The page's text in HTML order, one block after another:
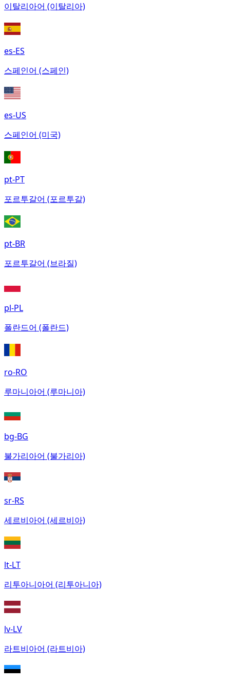
이탈리아어 (이탈리아)
es-ES
스페인어 (스페인)
es-US
스페인어 (미국)
pt-PT
포르투갈어 (포르투갈)
pt-BR
포르투갈어 (브라질)
pl-PL
폴란드어 (폴란드)
ro-RO
루마니아어 (루마니아)
bg-BG
불가리아어 (불가리아)
sr-RS
세르비아어 (세르비아)
lt-LT
리투아니아어 (리투아니아)
lv-LV
라트비아어 (라트비아)